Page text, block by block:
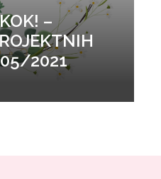
–
2021